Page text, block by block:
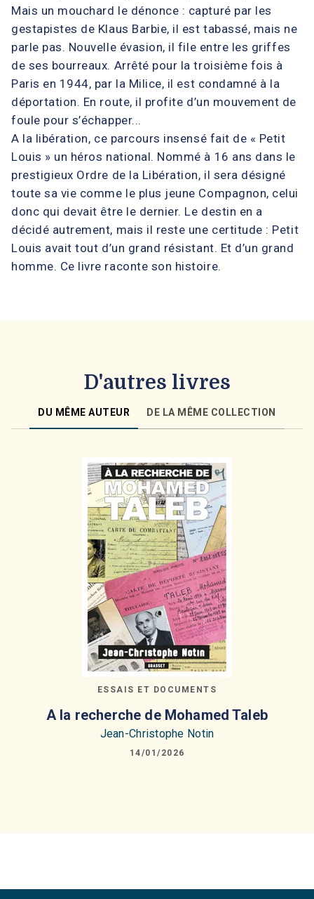
Mais un mouchard le dénonce : capturé par les
gestapistes de Klaus Barbie, il est tabassé, mais ne
parle pas. Nouvelle évasion, il file entre les griffes
de ses bourreaux. Arrêté pour la troisième fois à
Paris en 1944, par la Milice, il est condamné à la
déportation. En route, il profite d’un mouvement de
foule pour s’échapper...
A la libération, ce parcours insensé fait de « Petit
Louis » un héros national. Nommé à 16 ans dans le
prestigieux Ordre de la Libération, il sera désigné
toute sa vie comme le plus jeune Compagnon, celui
donc qui devait être le dernier. Le destin en a
décidé autrement, mais il reste une certitude : Petit
Louis avait tout d’un grand résistant. Et d’un grand
homme. Ce livre raconte son histoire.
D'autres livres
DU MÊME AUTEUR DE LA MÊME COLLECTION
ESSAIS ET DOCUMENTS
A la recherche de Mohamed Taleb
Jean-Christophe Notin
14/01/2026